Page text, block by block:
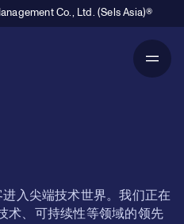
Co., Ltd. (Sels Asia)®
入尖端技术世界。我们正在
术、可持续性等领域的领先